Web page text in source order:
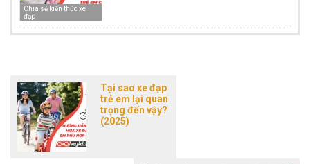
Chia sẻ kiến thức xe
đạp
Tại sao xe đạp
trẻ em lại quan
trọng đến vậy?
(2025)